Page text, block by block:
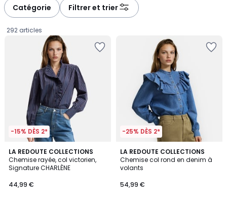
Catégorie Filtrer et trier
292 articles
-15% DÈS 2*
LA REDOUTE COLLECTIONS
Chemise rayée, col victorien,
Signature CHARLÈNE
€.
44,99 €
3,9
/ 5
2
Couleurs
-25% DÈS 2*
LA REDOUTE COLLECTIONS
Chemise col rond en denim à
volants
54,99 €